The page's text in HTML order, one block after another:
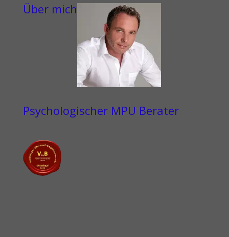
Über mich
Psychologischer MPU Berater